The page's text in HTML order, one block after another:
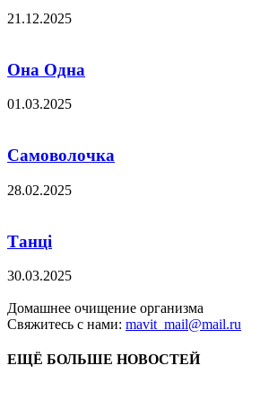
21.12.2025
Она Одна
01.03.2025
Самоволочка
28.02.2025
Танці
30.03.2025
Домашнее очищение организма
Свяжитесь с нами: mavit_mail@mail.ru
ЕЩЁ БОЛЬШЕ НОВОСТЕЙ